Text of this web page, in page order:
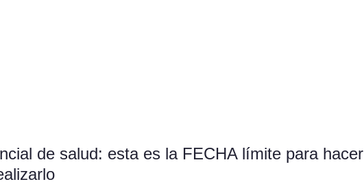
de salud: esta es la FECHA límite para hacer